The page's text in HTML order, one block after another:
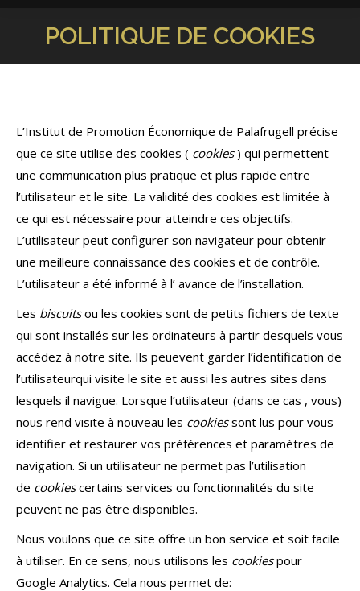
POLITIQUE DE COOKIES
Vous êtes ici :
L’Institut de Promotion Économique de Palafrugell précise
que ce site utilise des cookies ( cookies) qui permettent
une communication plus pratique et plus rapide entre
l’utilisateur et le site. La validité des cookies est limitée à
ce qui est nécessaire pour atteindre ces objectifs.
L’utilisateur peut configurer son navigateur pour obtenir
une meilleure connaissance des cookies et de contrôle.
L’utilisateur a été informé à l’ avance de l’installation.
Les biscuitsou les cookies sont de petits fichiers de texte
qui sont installés sur les ordinateurs à partir desquels vous
accédez à notre site. Ils peuevent garder l’identification de
l’utilisateurqui visite le site et aussi les autres sites dans
lesquels il navigue. Lorsque l’utilisateur (dans ce cas , vous)
nous rend visite à nouveau les cookiessont lus pour vous
identifier et restaurer vos préférences et paramètres de
navigation. Si un utilisateur ne permet pas l’utilisation
de cookiescertains services ou fonctionnalités du site
peuvent ne pas être disponibles.
Nous voulons que ce site offre un bon service et soit facile
à utiliser. En ce sens, nous utilisons les cookiespour
Google Analytics. Cela nous permet de: